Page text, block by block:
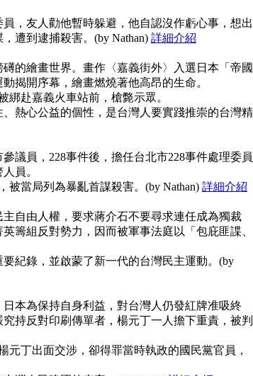
，友人勸他暫時躲避，他自認沒作虧心事，想出
遭到逮捕殺害。(by Nathan) 詳細介紹
的繪畫世界。畫作〈嘉義街外〉入選日本「帝國
揭開序幕，繪畫燃燒著他高昂的生命。
綁赴嘉義火車站前，槍斃示眾。
熱心公益的個性，是台灣人要實踐推崇的台灣精
議員，228事件後，擔任台北市228事件處理委員
員。
被當局列為暴亂首謀殺害。(by Nathan) 詳細介紹
自由人權，要求蔣介石不要尋求連任成為獨裁
籌組反對勢力，因而被軍事法庭以「包庇匪諜、
紀錄，並啟蒙了新一代的台灣民主運動。(by
本為保持自身利益，對台灣人仍發紅牌准吸終
持反對印刷傳單者，楊元丁一人擔下重責，被判
元丁出面交涉，卻得罪當時執政的國民黨官員，